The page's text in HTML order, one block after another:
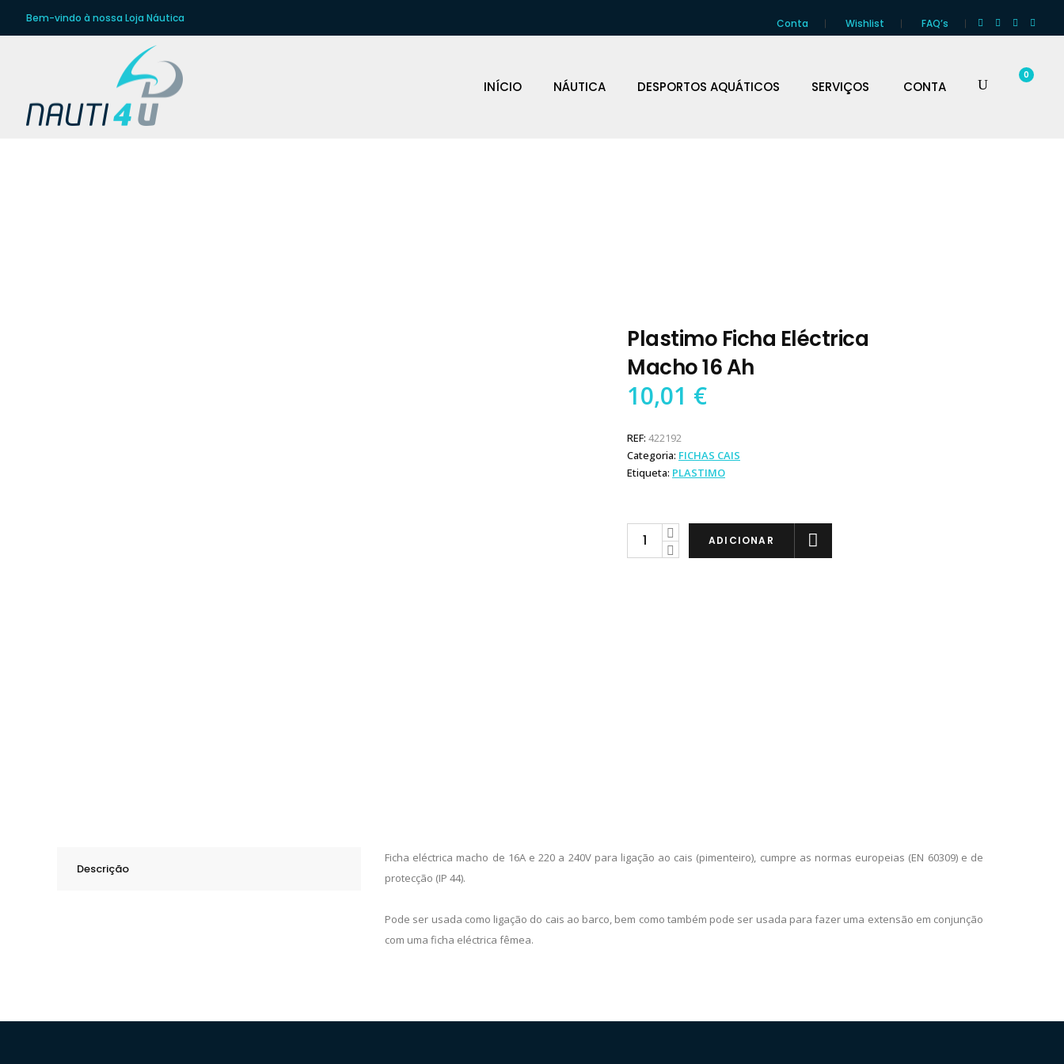
Bem-vindo à nossa Loja Náutica Conta Wishlist FAQ’s
INÍCIO NÁUTICA DESPORTOS AQUÁTICOS SERVIÇOS CONTA
0
Plastimo Ficha Eléctrica
Macho 16 Ah
10,01 €
REF: 422192
Categoria: FICHAS CAIS
Etiqueta: PLASTIMO
Plastimo
ADICIONAR
Descrição
Ficha eléctrica macho de 16A e 220 a 240V para ligação ao cais (pimenteiro), cumpre as normas europeias (EN 60309) e de
protecção (IP 44).
Pode ser usada como ligação do cais ao barco, bem como também pode ser usada para fazer uma extensão em conjunção
com uma ficha eléctrica fêmea.